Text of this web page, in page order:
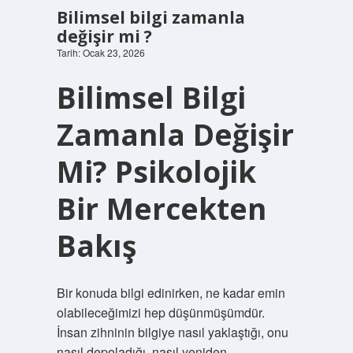
Bilimsel bilgi zamanla
değişir mi ?
Tarih: Ocak 23, 2026
Bilimsel Bilgi
Zamanla Değişir
Mi? Psikolojik
Bir Mercekten
Bakış
Bir konuda bilgi edinirken, ne kadar emin
olabileceğimizi hep düşünmüşümdür.
İnsan zihninin bilgiye nasıl yaklaştığı, onu